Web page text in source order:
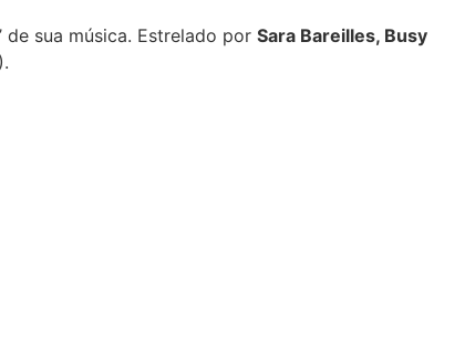
de sua música. Estrelado por Sara Bareilles, Busy